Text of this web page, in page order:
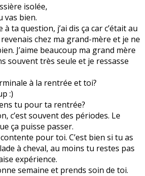
isolée,
vas bien.
ta question, j’ai dis ça car c’était au
chez ma grand-mère et je ne
J’aime beaucoup ma grand mère
souvent très seule et je ressasse
à la rentrée et toi?
:)
tu pour ta rentrée?
c’est souvent des périodes. Le
ça puisse passer.
pour toi. C’est bien si tu as
à cheval, au moins tu restes pas
expérience.
semaine et prends soin de toi.